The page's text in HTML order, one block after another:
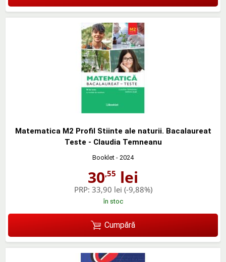
Matematica M2 Profil Stiinte ale naturii. Bacalaureat
Teste - Claudia Temneanu
Booklet - 2024
30,55 lei
PRP: 33,90 lei (-9,88%)
în stoc
Cumpără